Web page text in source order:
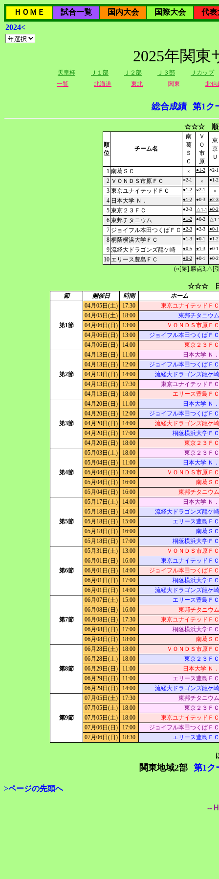
ＨＯＭＥ 試合一覧 国内大会 国際大会
代表
2024<
2025年関
天皇杯 Ｊ１部 Ｊ２部 Ｊ３部
Ｊカップ
一覧
北海道 東北 関東 北信
総合成績 第1ク
☆☆☆ 順
順
位
チーム名
南
葛
Ｓ
Ｃ
Ｖ
Ｏ
市
原
東
京
Ｕ
1 南葛ＳＣ × ●1-2 ○2-1
2 ＶＯＮＤＳ市原ＦＣ ○2-1 × ●1-2
3 東京ユナイテッドＦＣ ●1-2 ○2-1 ×
4 日本大学 Ｎ． ●1-2 ●0-3 ●2-3
5 東京２３ＦＣ ●2-3 △1-1 ●0-2
6 東邦チタニウム ●1-2 ●0-2 △1-
7 ジョイフル本田つくばＦＣ ●2-3 ●2-3 ●0-1
8 桐蔭横浜大学ＦＣ ●1-3 ●0-1 ●1-2
9 流経大ドラゴンズ龍ケ崎 ●0-5 ●1-3 ●0-1
10 エリース豊島ＦＣ ●0-2 ●0-1 ●0-2
(○[勝]:勝点3,△[
☆☆☆ 日
節 開催日 時間 ホーム
第1節
04月05日(土) 17:30
東京ユナイテッドＦＣ
04月05日(土)
18:00
東邦チタニウム
04月06日(日)
13:00
ＶＯＮＤＳ市原ＦＣ
04月06日(日)
13:00
ジョイフル本田つくばＦＣ
04月06日(日)
14:00 東京２３ＦＣ
第2節
04月13日(日) 11:00
日本大学 Ｎ．
04月13日(日)
12:00
ジョイフル本田つくばＦＣ
04月13日(日)
14:00
流経大ドラゴンズ龍ケ崎
04月13日(日)
17:30
東京ユナイテッドＦＣ
04月13日(日)
18:00 エリース豊島ＦＣ
第3節
04月20日(日) 11:00
日本大学 Ｎ．
04月20日(日)
12:00
ジョイフル本田つくばＦＣ
04月20日(日)
14:00
流経大ドラゴンズ龍ケ崎
04月20日(日)
17:00
桐蔭横浜大学ＦＣ
04月20日(日)
18:00 東京２３ＦＣ
第4節
05月03日(土) 18:00
東京２３ＦＣ
05月04日(日)
11:00
日本大学 Ｎ．
05月04日(日)
13:00
ＶＯＮＤＳ市原ＦＣ
05月04日(日)
16:00
南葛ＳＣ
05月04日(日)
16:00 東邦チタニウム
第5節
05月17日(土) 14:00
日本大学 Ｎ．
05月18日(日)
14:00
流経大ドラゴンズ龍ケ崎
05月18日(日)
15:00
エリース豊島ＦＣ
05月18日(日)
16:00
南葛ＳＣ
05月18日(日)
17:00 桐蔭横浜大学ＦＣ
第6節
05月31日(土) 13:00
ＶＯＮＤＳ市原ＦＣ
06月01日(日)
16:00
東京ユナイテッドＦＣ
06月01日(日)
14:00
ジョイフル本田つくばＦＣ
06月01日(日)
17:00
桐蔭横浜大学ＦＣ
06月01日(日)
14:00 流経大ドラゴンズ龍ケ崎
第7節
06月07日(土) 15:00
エリース豊島ＦＣ
06月08日(日)
16:00
東邦チタニウム
06月08日(日)
17:30
東京ユナイテッドＦＣ
06月08日(日)
17:00
桐蔭横浜大学ＦＣ
06月08日(日)
18:00 南葛ＳＣ
第8節
06月28日(土) 18:00
ＶＯＮＤＳ市原ＦＣ
06月28日(土)
18:00
東京２３ＦＣ
06月29日(日)
11:00
日本大学 Ｎ．
06月29日(日)
11:00
エリース豊島ＦＣ
06月29日(日)
14:00 流経大ドラゴンズ龍ケ崎
第9節
07月05日(土) 17:30
東邦チタニウム
07月05日(土)
18:00
東京２３ＦＣ
07月05日(土)
18:00
東京ユナイテッドＦＣ
07月06日(日)
17:00
ジョイフル本田つくばＦＣ
07月06日(日)
18:30 エリース豊島ＦＣ
関東地域2部 第1ク
>ページの先頭へ
--